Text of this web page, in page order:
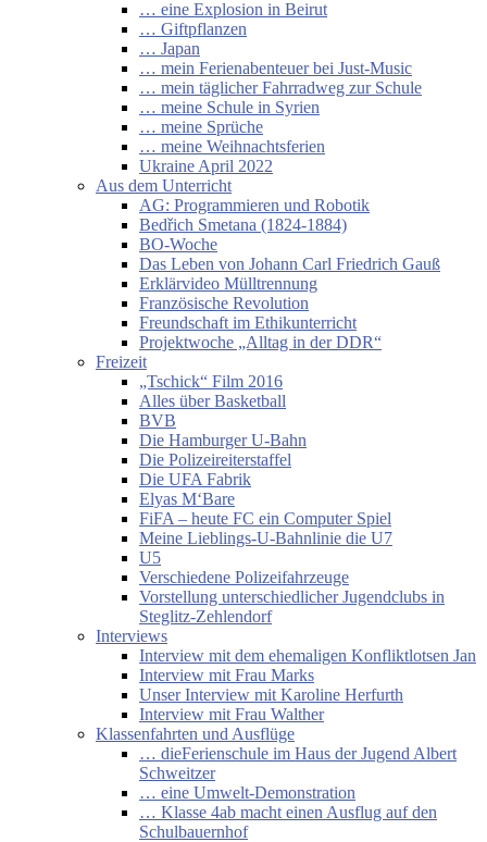
… eine Explosion in Beirut
… Giftpflanzen
… Japan
… mein Ferienabenteuer bei Just-Music
… mein täglicher Fahrradweg zur Schule
… meine Schule in Syrien
… meine Sprüche
… meine Weihnachtsferien
Ukraine April 2022
Aus dem Unterricht
AG: Programmieren und Robotik
Bedřich Smetana (1824-1884)
BO-Woche
Das Leben von Johann Carl Friedrich Gauß
Erklärvideo Mülltrennung
Französische Revolution
Freundschaft im Ethikunterricht
Projektwoche „Alltag in der DDR“
Freizeit
„Tschick“ Film 2016
Alles über Basketball
BVB
Die Hamburger U-Bahn
Die Polizeireiterstaffel
Die UFA Fabrik
Elyas M‘Bare
FiFA – heute FC ein Computer Spiel
Meine Lieblings-U-Bahnlinie die U7
U5
Verschiedene Polizeifahrzeuge
Vorstellung unterschiedlicher Jugendclubs in
Steglitz-Zehlendorf
Interviews
Interview mit dem ehemaligen Konfliktlotsen Jan
Interview mit Frau Marks
Unser Interview mit Karoline Herfurth
Interview mit Frau Walther
Klassenfahrten und Ausflüge
… dieFerienschule im Haus der Jugend Albert
Schweitzer
… eine Umwelt-Demonstration
… Klasse 4ab macht einen Ausflug auf den
Schulbauernhof